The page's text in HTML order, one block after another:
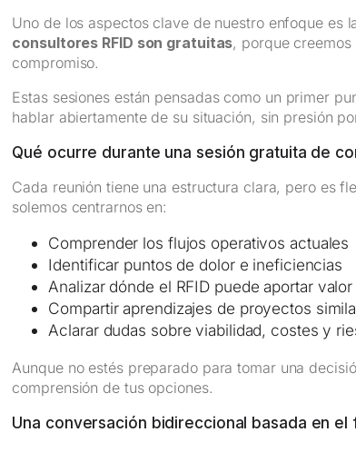
Uno de los aspectos clave de nuestro enfoque es
consultores RFID son gratuitas, porque
compromiso.
Estas sesiones están pensadas como un primer
hablar abiertamente de su situación, sin presión
Qué ocurre durante una sesión gratuita de
Cada reunión tiene una estructura clara, pero es
solemos centrarnos en:
Comprender los flujos operativos actuales
Identificar puntos de dolor e ineficiencias
Analizar dónde el RFID puede aportar
Compartir aprendizajes de proyectos
Aclarar dudas sobre viabilidad, costes y
Aunque no estés preparado para tomar una
comprensión de tus opciones.
Una conversación bidireccional basada en el